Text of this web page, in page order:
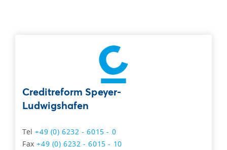
Creditreform Speyer-
Ludwigshafen
Tel+49 (0) 6232 - 6015 - 0
Fax+49 (0) 6232 - 6015 - 10